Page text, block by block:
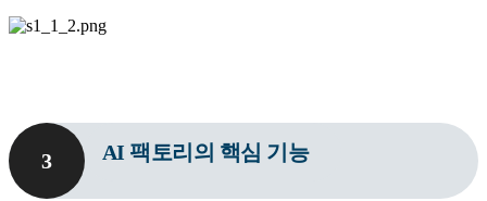
3 AI 팩토리의 핵심 기능